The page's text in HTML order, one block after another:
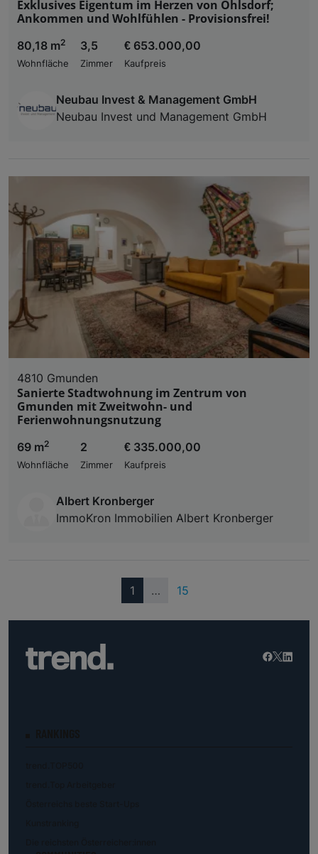
Exklusives Eigentum im Herzen von Ohlsdorf;
Ankommen und Wohlfühlen - Provisionsfrei!
80,18 m2
Wohnfläche
3,5
Zimmer
€ 653.000,00
Kaufpreis
Neubau Invest & Management GmbH
Neubau Invest und Management GmbH
4810 Gmunden
Sanierte Stadtwohnung im Zentrum von
Gmunden mit Zweitwohn- und
Ferienwohnungsnutzung
69 m2
Wohnfläche
2
Zimmer
€ 335.000,00
Kaufpreis
Albert Kronberger
ImmoKron Immobilien Albert Kronberger
1(current)
… 15